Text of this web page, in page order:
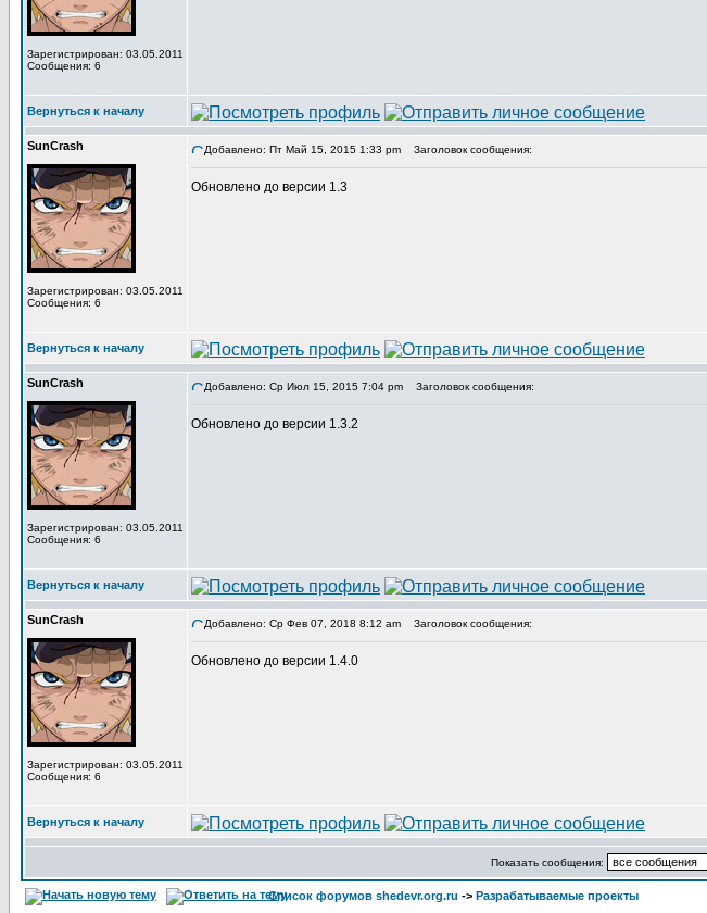
Зарегистрирован: 03.05.2011
Сообщения: 6
Вернуться к началу
SunCrash
Зарегистрирован: 03.05.2011
Сообщения: 6
Добавлено: Пт Май 15, 2015 1:33 pm Заголовок сообщения:
Обновлено до версии 1.3
Вернуться к началу
SunCrash
Зарегистрирован: 03.05.2011
Сообщения: 6
Добавлено: Ср Июл 15, 2015 7:04 pm Заголовок сообщения:
Обновлено до версии 1.3.2
Вернуться к началу
SunCrash
Зарегистрирован: 03.05.2011
Сообщения: 6
Добавлено: Ср Фев 07, 2018 8:12 am Заголовок сообщения:
Обновлено до версии 1.4.0
Вернуться к началу
Показать сообщения:
Список форумов shedevr.org.ru -> Разрабатываемые проекты